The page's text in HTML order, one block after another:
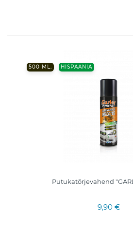
500 ML. HISPAANIA
Putukatõrjevahend
9,90 €